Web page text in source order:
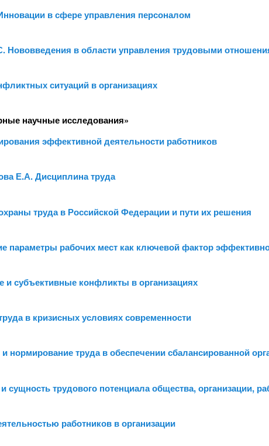
в сфере управления персоналом
в области управления трудовыми
ситуаций в организациях
научные исследования»
эффективной деятельности работников
Е.А. Дисциплина труда
труда в Российской Федерации и пути их решения
параметры рабочих мест как ключевой фактор
субъективные конфликты в организациях
в кризисных условиях современности
нормирование труда в обеспечении сбалансированной
сущность трудового потенциала общества, организации,
работников в организации